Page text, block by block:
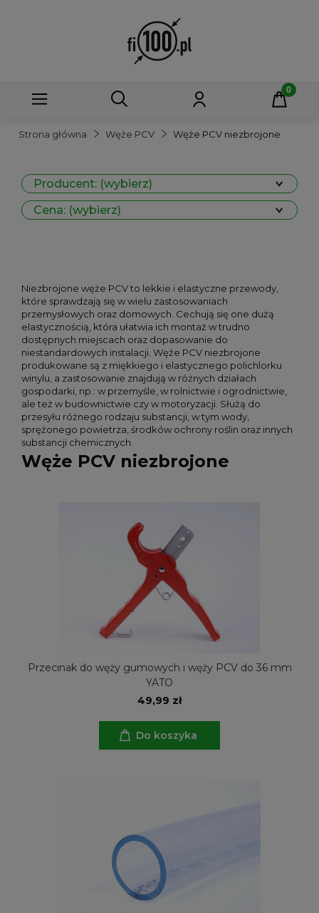
Strona główna Węże PCV Węże PCV niezbrojone
Producent: (wybierz)
Cena: (wybierz)
Niezbrojone węże PCV to lekkie i elastyczne przewody,
które sprawdzają się w wielu zastosowaniach
przemysłowych oraz domowych. Cechują się one dużą
elastycznością, która ułatwia ich montaż w trudno
dostępnych miejscach oraz dopasowanie do
niestandardowych instalacji. Węże PCV niezbrojone
produkowane są z miękkiego i elastycznego polichlorku
winylu, a zastosowanie znajdują w różnych działach
gospodarki, np.: w przemyśle, w rolnictwie i ogrodnictwie,
ale też w budownictwie czy w motoryzacji. Służą do
przesyłu różnego rodzaju substancji, w tym wody,
sprężonego powietrza, środków ochrony roślin oraz innych
substancji chemicznych.
Węże PCV niezbrojone
Przecinak do węży gumowych i węży PCV do 36 mm
YATO
49,99 zł
Do koszyka